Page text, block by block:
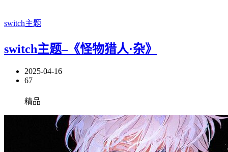
switch主题
switch主题–《怪物猎人·杂》
2025-04-16
67
精品